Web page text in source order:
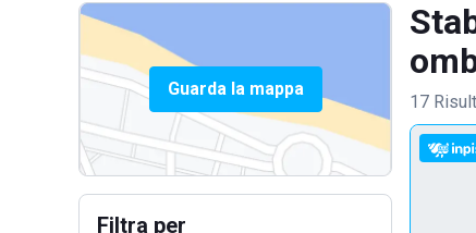
Guarda la mappa
Filtra per
17